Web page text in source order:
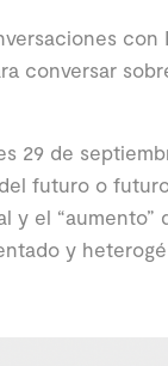
con
conversar
29 de
futuro o
el “aumento”
y